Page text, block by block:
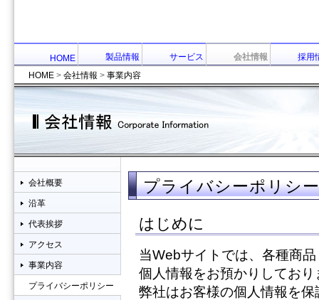
HOME > 会社情報 > 事業内容
会社情報 Corporate Information
会社概要
沿革
代表挨拶
アクセス
事業内容
プライバシーポリシー
プライバシーポリシー
はじめに
当Webサイトでは、各種商
個人情報をお預かりしており
弊社はお客様の個人情報を
HOME 製品情報 サービス 会社情報 採用